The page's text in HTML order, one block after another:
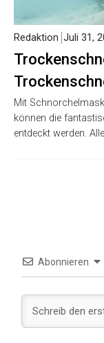
Redaktion Juli 31,
Mit
können die
entdeckt werden.
Abonnieren